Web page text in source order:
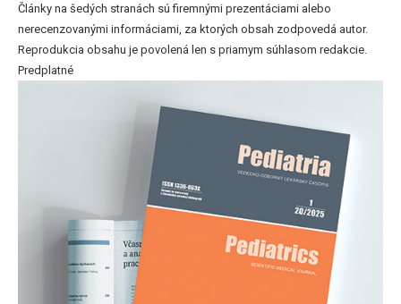
Články na šedých stranách sú firemnými prezentáciami alebo
nerecenzovanými informáciami, za ktorých obsah zodpovedá autor.
Reprodukcia obsahu je povolená len s priamym súhlasom redakcie.
Predplatné